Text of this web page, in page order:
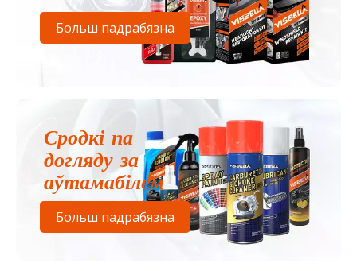
Больш падрабязна
Сродкі па
догляду за
аўтамабілем
Больш падрабязна